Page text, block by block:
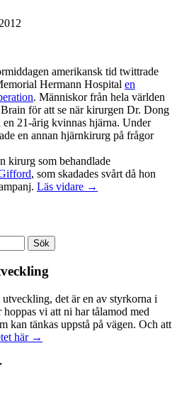
amerikansk tid twittrade
Hermann Hospital en
. Människor från hela världen
för att se när kirurgen Dr. Dong
21-årig kvinnas hjärna. Under
en annan hjärnkirurg på frågor
kirurg som behandlade
, som skadades svårt då hon
Läs vidare →
det är en av styrkorna i
vi att ni har tålamod med
kan tänkas uppstå på vägen. Och att
här →